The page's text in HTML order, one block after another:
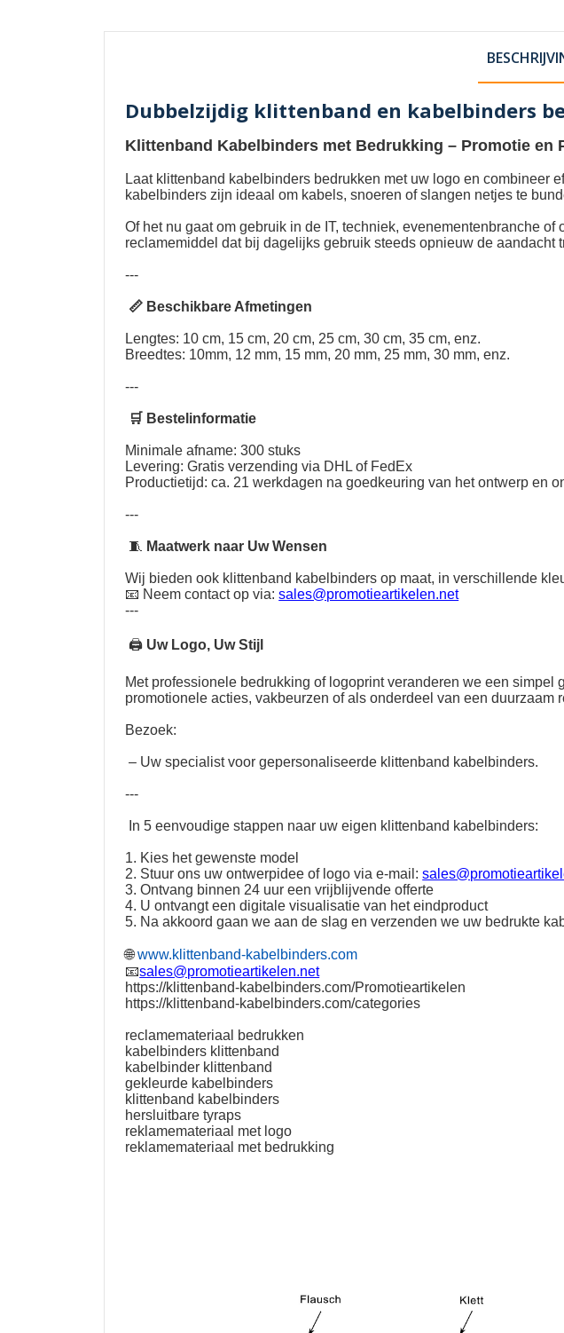
Dubbelzijdig klittenband en kabelbinders
Klittenband Kabelbinders met Bedrukking – Promotie en
Laat klittenband kabelbinders bedrukken met uw logo en combineer
kabelbinders zijn ideaal om kabels, snoeren of slangen netjes te
Of het nu gaat om gebruik in de IT, techniek, evenementenbranche
reclamemiddel dat bij dagelijks gebruik steeds opnieuw de aandacht
---
📏 Beschikbare Afmetingen
Lengtes: 10 cm, 15 cm, 20 cm, 25 cm, 30 cm, 35 cm, enz.
Breedtes: 10mm, 12 mm, 15 mm, 20 mm, 25 mm, 30 mm, enz.
---
🛒 Bestelinformatie
Minimale afname: 300 stuks
Levering: Gratis verzending via DHL of FedEx
Productietijd: ca. 21 werkdagen na goedkeuring van het ontwerp en
---
🧵 Maatwerk naar Uw Wensen
Wij bieden ook klittenband kabelbinders op maat, in verschillende
📧 Neem contact op via:sales@promotieartikelen.net
---
🖨 Uw Logo, Uw Stijl
Met professionele bedrukking of logoprint veranderen we een
promotionele acties, vakbeurzen of als onderdeel van een duurzaam
Bezoek:
– Uw specialist voor gepersonaliseerde klittenband kabelbinders.
---
In 5 eenvoudige stappen naar uw eigen klittenband kabelbinders:
1. Kies het gewenste model
2. Stuur ons uw ontwerpidee of logo via e-mail:
3. Ontvang binnen 24 uur een vrijblijvende offerte
4. U ontvangt een digitale visualisatie van het eindproduct
5. Na akkoord gaan we aan de slag en verzenden we uw bedrukte
🌐www.klittenband-kabelbinders.com
📧sales@promotieartikelen.net
https://klittenband-kabelbinders.com/Promotieartikelen
https://klittenband-kabelbinders.com/categories
reclamemateriaal bedrukken
kabelbinders klittenband
kabelbinder klittenband
gekleurde kabelbinders
klittenband kabelbinders
hersluitbare tyraps
reklamemateriaal met logo
reklamemateriaal met bedrukking